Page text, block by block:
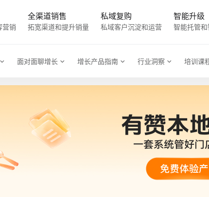
营销
全渠道销售
拓宽渠道和提升销量
私域复购
私域客户沉淀和运营
智能升级
智能托管
面对面聊增长 增长产品指南 行业洞察 培训课